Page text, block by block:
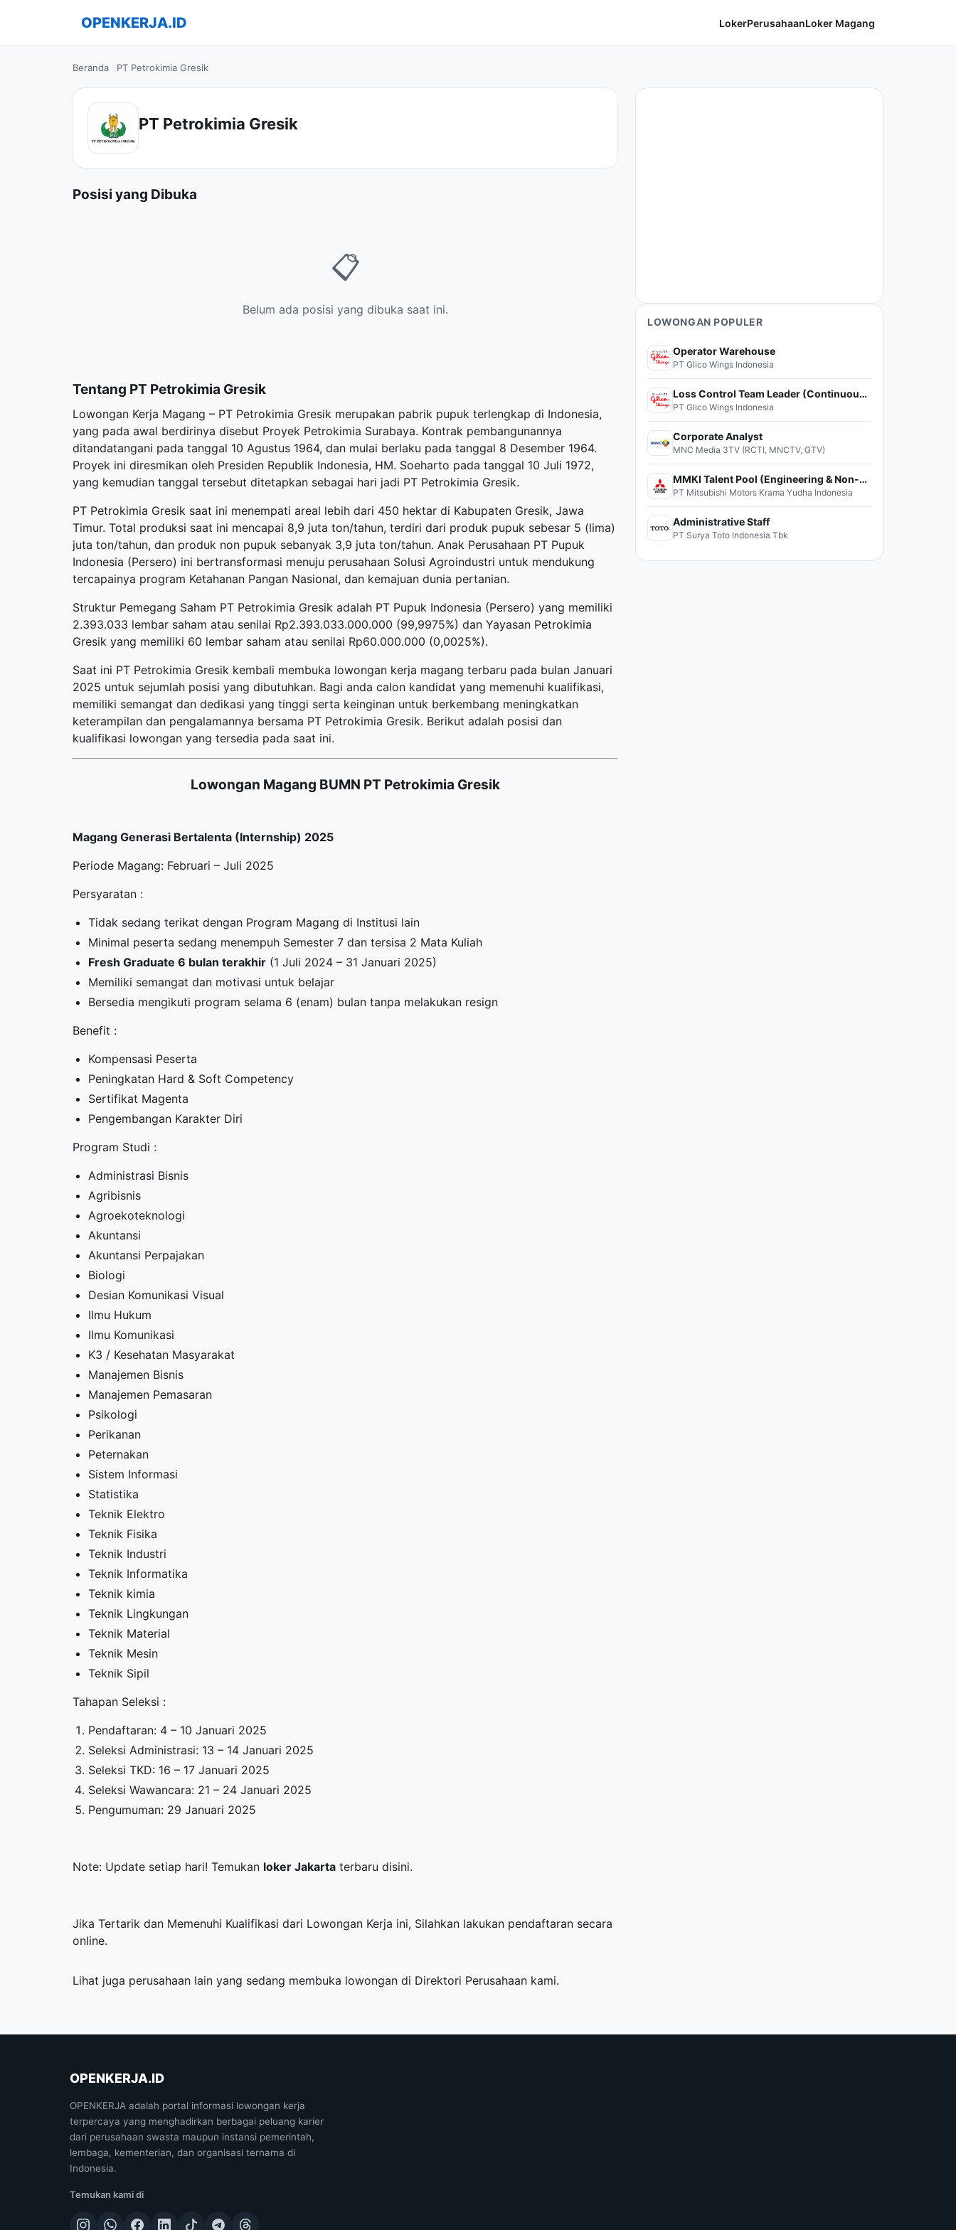
OPENKERJA.ID LokerPerusahaanLoker Magang
Beranda PT Petrokimia Gresik
PT Petrokimia Gresik
Posisi yang Dibuka
📋
Belum ada posisi yang dibuka saat ini.
Tentang PT Petrokimia Gresik
Lowongan Kerja Magang – PT Petrokimia Gresik merupakan pabrik pupuk terlengkap di Indonesia,
yang pada awal berdirinya disebut Proyek Petrokimia Surabaya. Kontrak pembangunannya
ditandatangani pada tanggal 10 Agustus 1964, dan mulai berlaku pada tanggal 8 Desember 1964.
Proyek ini diresmikan oleh Presiden Republik Indonesia, HM. Soeharto pada tanggal 10 Juli 1972,
yang kemudian tanggal tersebut ditetapkan sebagai hari jadi PT Petrokimia Gresik.
PT Petrokimia Gresik saat ini menempati areal lebih dari 450 hektar di Kabupaten Gresik, Jawa
Timur. Total produksi saat ini mencapai 8,9 juta ton/tahun, terdiri dari produk pupuk sebesar 5 (lima)
juta ton/tahun, dan produk non pupuk sebanyak 3,9 juta ton/tahun. Anak Perusahaan PT Pupuk
Indonesia (Persero) ini bertransformasi menuju perusahaan Solusi Agroindustri untuk mendukung
tercapainya program Ketahanan Pangan Nasional, dan kemajuan dunia pertanian.
Struktur Pemegang Saham PT Petrokimia Gresik adalah PT Pupuk Indonesia (Persero) yang memiliki
2.393.033 lembar saham atau senilai Rp2.393.033.000.000 (99,9975%) dan Yayasan Petrokimia
Gresik yang memiliki 60 lembar saham atau senilai Rp60.000.000 (0,0025%).
Saat ini PT Petrokimia Gresik kembali membuka lowongan kerja magang terbaru pada bulan Januari
2025 untuk sejumlah posisi yang dibutuhkan. Bagi anda calon kandidat yang memenuhi kualifikasi,
memiliki semangat dan dedikasi yang tinggi serta keinginan untuk berkembang meningkatkan
keterampilan dan pengalamannya bersama PT Petrokimia Gresik. Berikut adalah posisi dan
kualifikasi lowongan yang tersedia pada saat ini.
Lowongan Magang BUMN PT Petrokimia Gresik
Magang Generasi Bertalenta (Internship) 2025
Periode Magang: Februari – Juli 2025
Persyaratan :
Tidak sedang terikat dengan Program Magang di Institusi lain
Minimal peserta sedang menempuh Semester 7 dan tersisa 2 Mata Kuliah
Fresh Graduate 6 bulan terakhir (1 Juli 2024 – 31 Januari 2025)
Memiliki semangat dan motivasi untuk belajar
Bersedia mengikuti program selama 6 (enam) bulan tanpa melakukan resign
Benefit :
Kompensasi Peserta
Peningkatan Hard & Soft Competency
Sertifikat Magenta
Pengembangan Karakter Diri
Program Studi :
Administrasi Bisnis
Agribisnis
Agroekoteknologi
Akuntansi
Akuntansi Perpajakan
Biologi
Desian Komunikasi Visual
Ilmu Hukum
Ilmu Komunikasi
K3 / Kesehatan Masyarakat
Manajemen Bisnis
Manajemen Pemasaran
Psikologi
Perikanan
Peternakan
Sistem Informasi
Statistika
Teknik Elektro
Teknik Fisika
Teknik Industri
Teknik Informatika
Teknik kimia
Teknik Lingkungan
Teknik Material
Teknik Mesin
Teknik Sipil
Tahapan Seleksi :
Pendaftaran: 4 – 10 Januari 2025
Seleksi Administrasi: 13 – 14 Januari 2025
Seleksi TKD: 16 – 17 Januari 2025
Seleksi Wawancara: 21 – 24 Januari 2025
Pengumuman: 29 Januari 2025
Note: Update setiap hari! Temukan loker Jakarta terbaru disini.
Jika Tertarik dan Memenuhi Kualifikasi dari Lowongan Kerja ini, Silahkan lakukan pendaftaran secara
online.
Lihat juga perusahaan lain yang sedang membuka lowongan di Direktori Perusahaan kami.
LOWONGAN POPULER
Operator Warehouse
PT Glico Wings Indonesia
Loss Control Team Leader (Continuous Improvement)
PT Glico Wings Indonesia
Corporate Analyst
MNC Media 3TV (RCTI, MNCTV, GTV)
MMKI Talent Pool (Engineering & Non-Engineering)
PT Mitsubishi Motors Krama Yudha Indonesia
Administrative Staff
PT Surya Toto Indonesia Tbk
OPENKERJA.ID
OPENKERJA adalah portal informasi lowongan kerja
terpercaya yang menghadirkan berbagai peluang karier
dari perusahaan swasta maupun instansi pemerintah,
lembaga, kementerian, dan organisasi ternama di
Indonesia.
Temukan kami di